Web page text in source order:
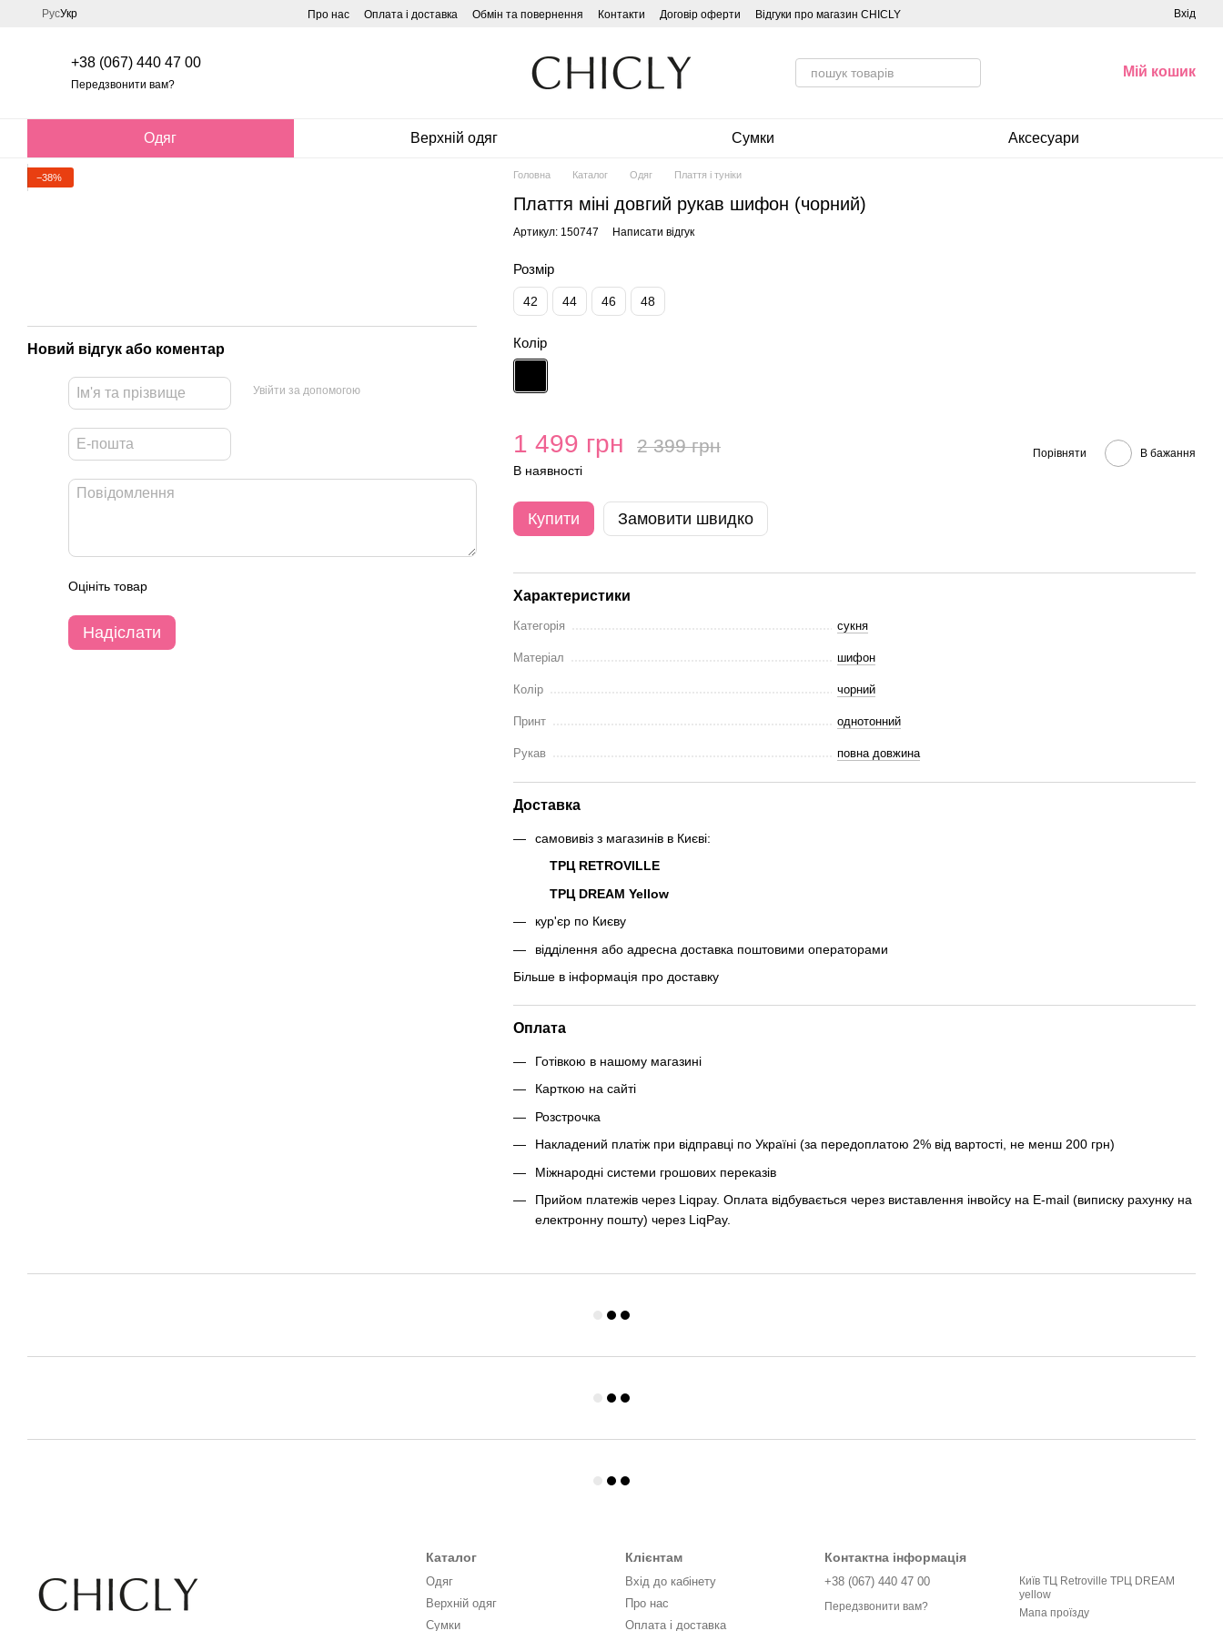
Перейти до основного контенту
РусУкр Про нас Оплата і доставка Обмін та повернення Контакти Договір оферти Відгуки про магазин CHICLY Вхід
+38 (067) 440 47 00
Передзвонити вам?
Мій кошик
Одяг Верхній одяг Сумки Аксесуари
−38%
Новий відгук або коментар
Увійти за допомогою
Оцініть товар
Надіслати
Головна Каталог Одяг Плаття і туніки
Плаття міні довгий рукав шифон (чорний)
Артикул: 150747 Написати відгук
Розмір
42 44 46 48
Колір
1 499 грн 2 399 грн
В наявності
Порівняти В бажання
Купити Замовити швидко
Характеристики
Категорія сукня
Матеріал шифон
Колір чорний
Принт однотонний
Рукав повна довжина
Доставка
самовивіз з магазинів в Києві:
ТРЦ RETROVILLE
ТРЦ DREAM Yellow
кур'єр по Києву
відділення або адресна доставка поштовими операторами
Більше в інформація про доставку
Оплата
Готівкою в нашому магазині
Карткою на сайті
Розстрочка
Накладений платіж при відправці по Україні (за передоплатою 2% від вартості, не менш 200 грн)
Міжнародні системи грошових переказів
Прийом платежів через Liqpay. Оплата відбувається через виставлення інвойсу на E-mail (виписку рахунку на
електронну пошту) через LiqPay.
Каталог
Одяг
Верхній одяг
Сумки
Клієнтам
Вхід до кабінету
Про нас
Оплата і доставка
Контактна інформація
+38 (067) 440 47 00
Передзвонити вам?
Київ ТЦ Retroville ТРЦ DREAM
yellow
Мапа проїзду